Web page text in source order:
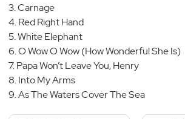
3. Carnage
4. Red Right Hand
5. White Elephant
6. O Wow O Wow (How Wonderful She Is)
7. Papa Won’t Leave You, Henry
8. Into My
9. As The Waters Cover The Sea